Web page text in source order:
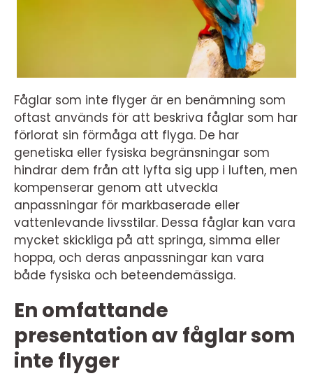
Fåglar som inte flyger är en benämning som
oftast används för att beskriva fåglar som har
förlorat sin förmåga att flyga. De har
genetiska eller fysiska begränsningar som
hindrar dem från att lyfta sig upp i luften, men
kompenserar genom att utveckla
anpassningar för markbaserade eller
vattenlevande livsstilar. Dessa fåglar kan vara
mycket skickliga på att springa, simma eller
hoppa, och deras anpassningar kan vara
både fysiska och beteendemässiga.
En omfattande
presentation av fåglar som
inte flyger